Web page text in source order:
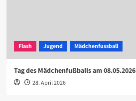
Flash Jugend Mädchenfussball
Tag des Mädchenfußballs am 08.05.2026
28. April 2026